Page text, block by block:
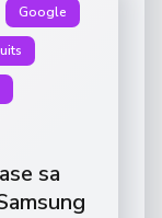
Google
sa